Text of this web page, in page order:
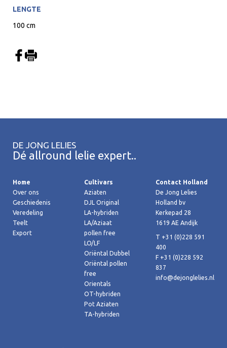
LENGTE
100 cm
DE JONG LELIES
Dé allround lelie expert..
Home
Over ons
Geschiedenis
Veredeling
Teelt
Export
Cultivars
Aziaten
DJL Original
LA-hybriden
LA/Aziaat
pollen free
LO/LF
Oriëntal Dubbel
Oriëntal pollen
free
Orientals
OT-hybriden
Pot Aziaten
TA-hybriden
Contact Holland
De Jong Lelies
Holland bv
Kerkepad 28
1619 AE Andijk
T +31 (0)228 591
400
F +31 (0)228 592
837
info@dejonglelies.nl